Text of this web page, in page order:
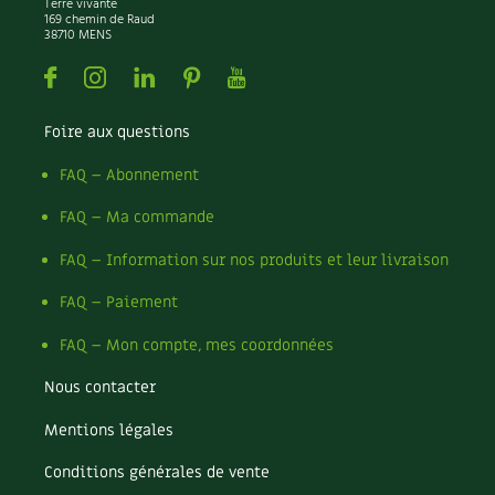
Terre vivante
169 chemin de Raud
38710 MENS
FacebookInstagramLinkedin
PinterestYoutube
Foire aux questions
FAQ – Abonnement
FAQ – Ma commande
FAQ – Information sur nos produits et leur livraison
FAQ – Paiement
FAQ – Mon compte, mes coordonnées
Nous contacter
Mentions légales
Conditions générales de vente